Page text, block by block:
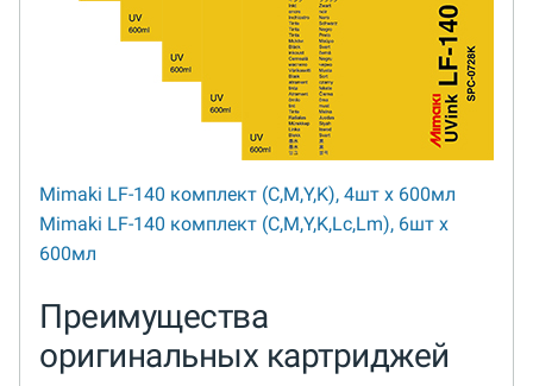
Mimaki LF-140 комплект (C,M,Y,K), 4шт x 600мл
Mimaki LF-140 комплект (C,M,Y,K,Lc,Lm), 6шт x
600мл
Преимущества
оригинальных картриджей